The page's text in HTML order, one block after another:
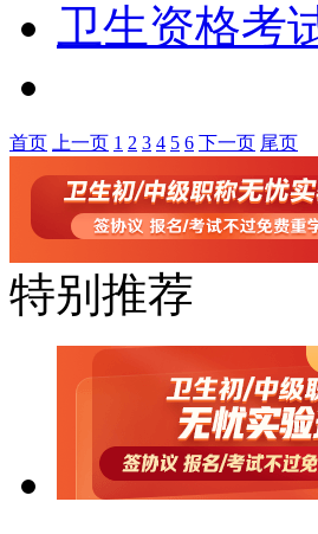
卫生资格考
首页 上一页 1 2 3 4 5 6 下一页 尾页
特别推荐